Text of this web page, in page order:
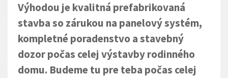
Výhodou je kvalitná prefabrikovaná
stavba so zárukou na panelový systém,
kompletné poradenstvo a stavebný
dozor počas celej výstavby rodinného
domu. Budeme tu pre teba počas celej